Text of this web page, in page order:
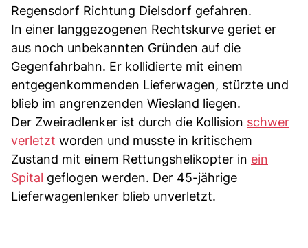
Regensdorf Richtung Dielsdorf gefahren.
In einer langgezogenen Rechtskurve geriet er
aus noch unbekannten Gründen auf die
Gegenfahrbahn. Er kollidierte mit einem
entgegenkommenden Lieferwagen, stürzte und
blieb im angrenzenden Wiesland liegen.
Der Zweiradlenker ist durch die Kollision schwer
verletzt worden und musste in kritischem
Zustand mit einem Rettungshelikopter in ein
Spital geflogen werden. Der 45-jährige
Lieferwagenlenker blieb unverletzt.